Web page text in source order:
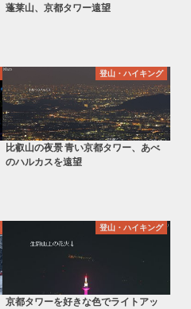
蓬莱山、京都タワー遠望
登山・ハイキング
比叡山の夜景 青い京都タワー、あべ
のハルカスを遠望
登山・ハイキング
京都タワーを好きな色でライトアッ